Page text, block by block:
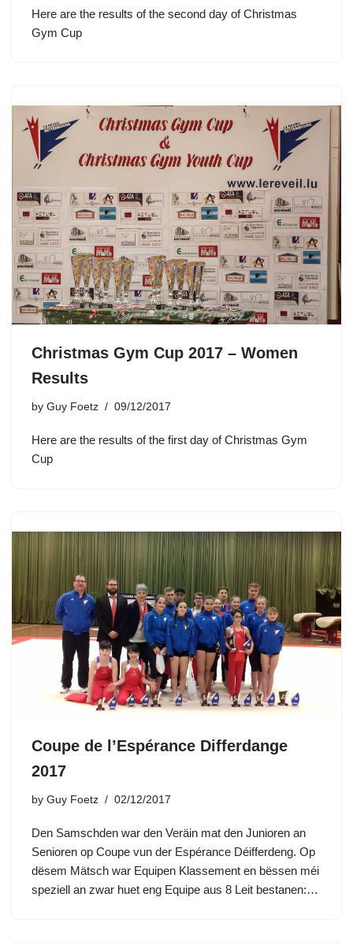
Here are the results of the second day of Christmas
Gym Cup
Christmas Gym Cup 2017 – Women
Results
by Guy Foetz 09/12/2017
Here are the results of the first day of Christmas Gym
Cup
Coupe de l’Espérance Differdange
2017
by Guy Foetz 02/12/2017
Den Samschden war den Veräin mat den Junioren an
Senioren op Coupe vun der Espérance Déifferdeng. Op
dësem Mätsch war Equipen Klassement en bëssen méi
speziell an zwar huet eng Equipe aus 8 Leit bestanen:…